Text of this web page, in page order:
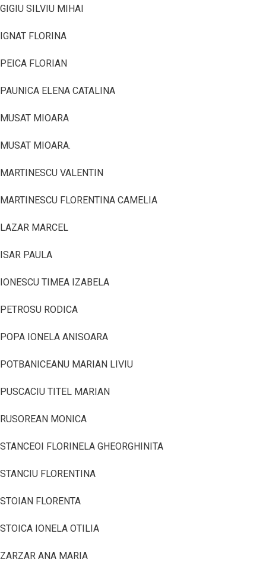
GIGIU SILVIU MIHAI
IGNAT FLORINA
PEICA FLORIAN
PAUNICA ELENA CATALINA
MUSAT MIOARA
MUSAT MIOARA.
MARTINESCU VALENTIN
MARTINESCU FLORENTINA CAMELIA
LAZAR MARCEL
ISAR PAULA
IONESCU TIMEA IZABELA
PETROSU RODICA
POPA IONELA ANISOARA
POTBANICEANU MARIAN LIVIU
PUSCACIU TITEL MARIAN
RUSOREAN MONICA
STANCEOI FLORINELA GHEORGHINITA
STANCIU FLORENTINA
STOIAN FLORENTA
STOICA IONELA OTILIA
ZARZAR ANA MARIA